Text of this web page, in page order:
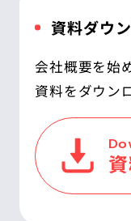
資料ダウ
会社概要を始
資料をダウン